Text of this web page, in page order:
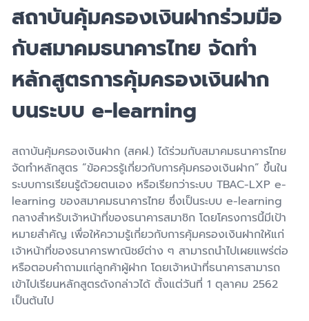
สถาบันคุ้มครองเงินฝากร่วมมือ
กับสมาคมธนาคารไทย จัดทำ
หลักสูตรการคุ้มครองเงินฝาก
บนระบบ e-learning
สถาบันคุ้มครองเงินฝาก (สคฝ.) ได้ร่วมกับสมาคมธนาคารไทย
จัดทำหลักสูตร “ข้อควรรู้เกี่ยวกับการคุ้มครองเงินฝาก” ขึ้นใน
ระบบการเรียนรู้ด้วยตนเอง หรือเรียกว่าระบบ TBAC-LXP e-
learning ของสมาคมธนาคารไทย ซึ่งเป็นระบบ e-learning
กลางสำหรับเจ้าหน้าที่ของธนาคารสมาชิก โดยโครงการนี้มีเป้า
หมายสำคัญ เพื่อให้ความรู้เกี่ยวกับการคุ้มครองเงินฝากให้แก่
เจ้าหน้าที่ของธนาคารพาณิชย์ต่าง ๆ สามารถนำไปเผยแพร่ต่อ
หรือตอบคำถามแก่ลูกค้าผู้ฝาก โดยเจ้าหน้าที่ธนาคารสามารถ
เข้าไปเรียนหลักสูตรดังกล่าวได้ ตั้งแต่วันที่ 1 ตุลาคม 2562
เป็นต้นไป